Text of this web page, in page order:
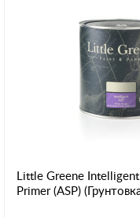
Little Greene
Primer (ASP)